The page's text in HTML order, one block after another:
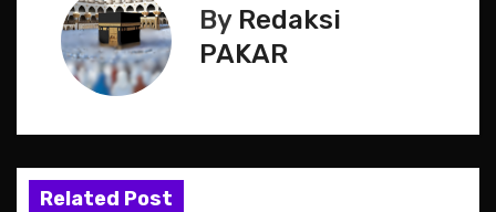
v
By Redaksi
PAKAR
Related Post